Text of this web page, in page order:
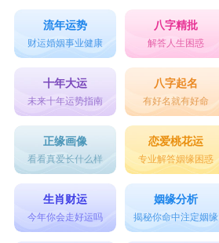
流年运势
财运婚姻事业健康
八字精批
解答人生困惑
十年大运
未来十年运势指南
八字起名
有好名就有好命
正缘画像
看看真爱长什么样
恋爱桃花运
专业解答姻缘困惑
生肖财运
今年你会走好运吗
姻缘分析
揭秘你命中注定姻缘